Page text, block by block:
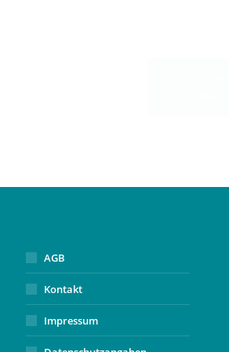
AGB
Kontakt
Impressum